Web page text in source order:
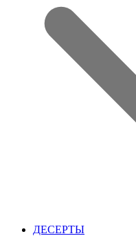
ДЕСЕРТЫ